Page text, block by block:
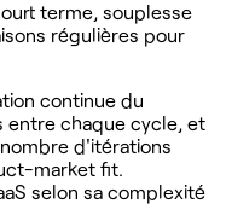
terme, souplesse
régulières pour
continue du
entre chaque cycle, et
d'itérations
market fit.
selon sa complexité